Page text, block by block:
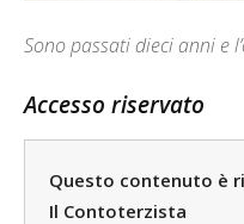
Sono passati dieci anni e
Accesso riservato
Questo contenuto è
Il Contoterzista